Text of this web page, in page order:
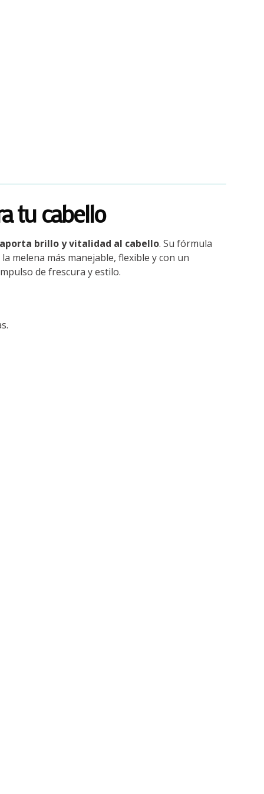
tu cabello
brillo y vitalidad al cabello. Su fórmula
melena más manejable, flexible y con un
de frescura y estilo.